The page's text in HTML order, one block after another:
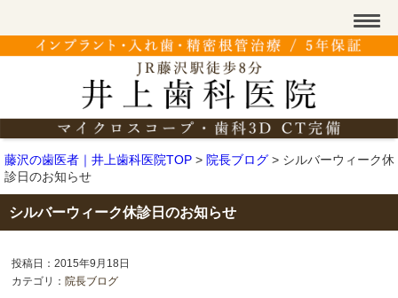
藤沢の歯医者｜井上歯科医院TOP > 院長ブログ > シルバーウィーク休
診日のお知らせ
シルバーウィーク休診日のお知らせ
投稿日：2015年9月18日
カテゴリ： 院長ブログ